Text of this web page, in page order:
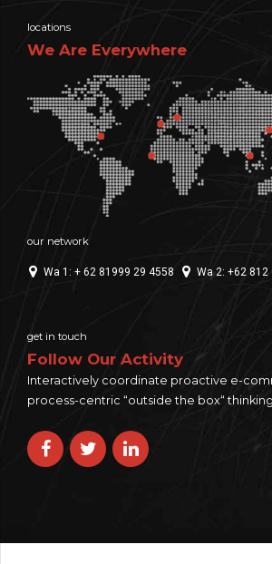
locations
We Are Everywhere
our network
Wa 1: + 62 81999 29 4558 Wa 2: +62 812
get in touch
Follow Our Activity
Interactively coordinate proactive e-
process-centric “outside the box“